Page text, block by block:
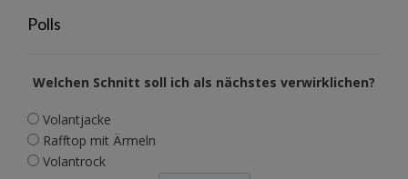
Polls
Welchen Schnitt soll ich als nächstes verwirklichen?
Volantjacke
Rafftop mit Ärmeln
Volantrock